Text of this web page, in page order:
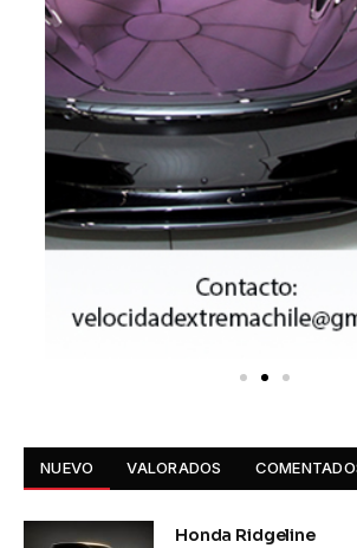
NUEVO VALORADOS
Honda Ridgeline